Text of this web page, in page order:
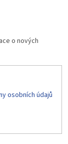
o nových
osobních údajů